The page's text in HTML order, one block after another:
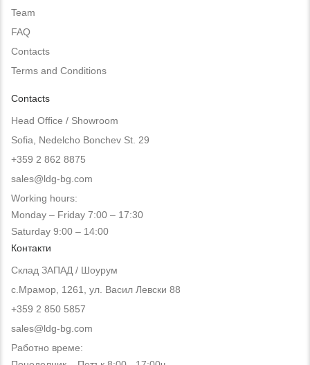
Team
FAQ
Contacts
Terms and Conditions
Contacts
Head Office / Showroom
Sofia, Nedelcho Bonchev St. 29
+359 2 862 8875
sales@ldg-bg.com
Working hours:
Monday – Friday 7:00 – 17:30
Saturday 9:00 – 14:00
Контакти
Склад ЗАПАД / Шоурум
с.Мрамор, 1261, ул. Васил Левски 88
+359 2 850 5857
sales@ldg-bg.com
Работно време: